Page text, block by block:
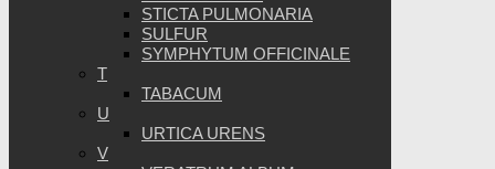
STICTA PULMONARIA
SULFUR
SYMPHYTUM OFFICINALE
T
TABACUM
U
URTICA URENS
V